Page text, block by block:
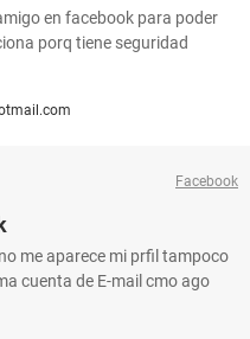
en facebook para poder
porq tiene seguridad
Facebook
me aparece mi prfil tampoco
cuenta de E-mail cmo ago